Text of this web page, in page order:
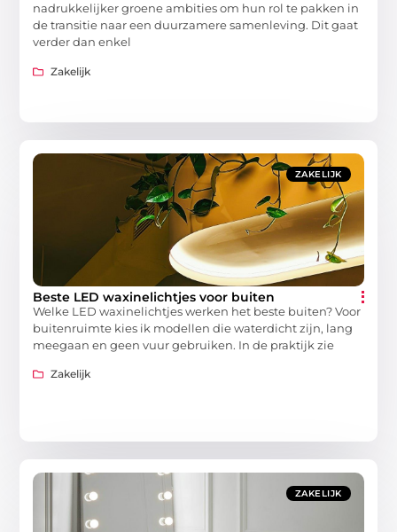
nadrukkelijker groene ambities om hun rol te pakken in
de transitie naar een duurzamere samenleving. Dit gaat
verder dan enkel
Zakelijk
ZAKELIJK
Beste LED waxinelichtjes voor buiten
Welke LED waxinelichtjes werken het beste buiten? Voor
buitenruimte kies ik modellen die waterdicht zijn, lang
meegaan en geen vuur gebruiken. In de praktijk zie
Zakelijk
ZAKELIJK